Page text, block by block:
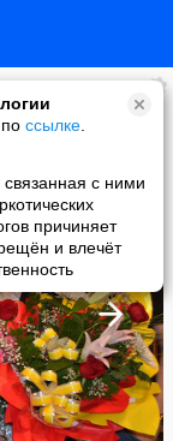
ссылке
связанная с ними
причиняет
и влечёт